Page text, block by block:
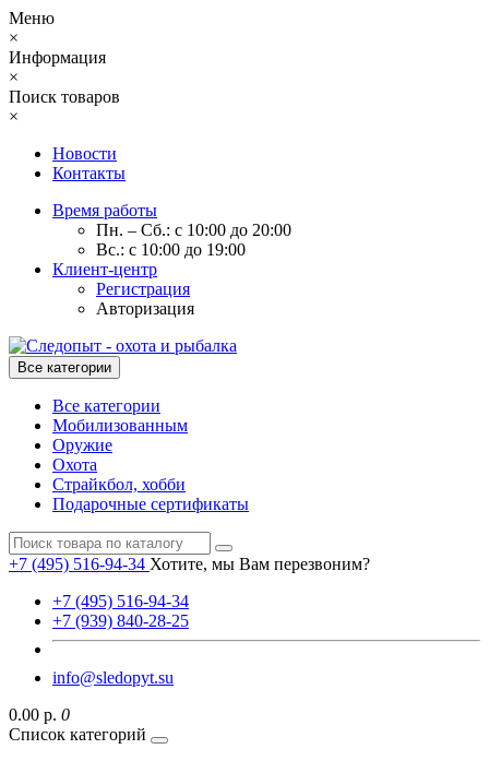
Меню
×
Информация
×
Поиск товаров
×
Новости
Контакты
Время работы
Пн. – Сб.: с 10:00 до 20:00
Вс.: с 10:00 до 19:00
Клиент-центр
Регистрация
Авторизация
Все категории
Все категории
Мобилизованным
Оружие
Охота
Страйкбол, хобби
Подарочные сертификаты
+7 (495) 516-94-34 Хотите, мы Вам перезвоним?
+7 (495) 516-94-34
+7 (939) 840-28-25
info@sledopyt.su
0.00 р. 0
Список категорий